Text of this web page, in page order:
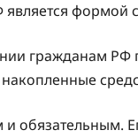
формой
гражданам
накопленные
обязательным.